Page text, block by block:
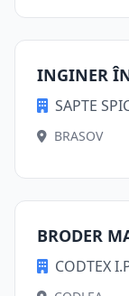
INGINER
SAPTE
BRASOV
BRODER
CODTEX